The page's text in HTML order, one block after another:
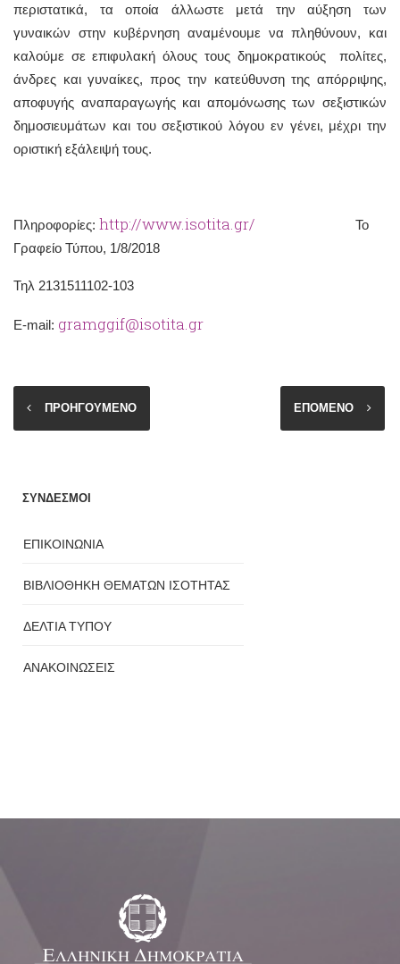
περιστατικά, τα οποία άλλωστε μετά την αύξηση των
γυναικών στην κυβέρνηση αναμένουμε να πληθύνουν, και
καλούμε σε επιφυλακή όλους τους δημοκρατικούς πολίτες,
άνδρες και γυναίκες, προς την κατεύθυνση της απόρριψης,
αποφυγής αναπαραγωγής και απομόνωσης των σεξιστικών
δημοσιευμάτων και του σεξιστικού λόγου εν γένει, μέχρι την
οριστική εξάλειψή τους.
Πληροφορίες: http://www.isotita.gr/ Το
Γραφείο Τύπου, 1/8/2018
Τηλ 2131511102-103
Ε-mail: gramggif@isotita.gr
ΠΡΟΗΓΟΥΜΕΝΟ ΕΠΟΜΕΝΟ
ΣΥΝΔΕΣΜΟΙ
ΕΠΙΚΟΙΝΩΝΙΑ
ΒΙΒΛΙΟΘΗΚΗ ΘΕΜΑΤΩΝ ΙΣΟΤΗΤΑΣ
ΔΕΛΤΙΑ ΤΥΠΟΥ
ΑΝΑΚΟΙΝΩΣΕΙΣ